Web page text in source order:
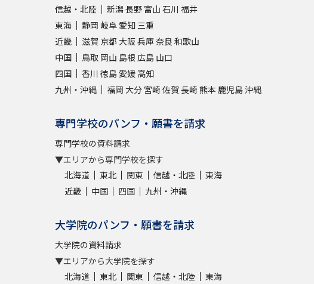
信越・北陸
新潟長野 富山 石川 福井
東海
静岡 岐阜 愛知 三重
近畿
滋賀 京都 大阪兵庫奈良 和歌山
中国
鳥取 岡山 島根 広島 山口
四国
香川 徳島 愛媛 高知
九州・沖縄
福岡 大分 宮崎 佐賀 長崎 熊本 鹿児島沖縄
専門学校のパンフ・願書を請求
専門学校の資料請求
▼エリアから専門学校を探す
北海道
東北 関東 信越・北陸
東海
近畿
中国 四国 九州・沖縄
大学院のパンフ・願書を請求
大学院の資料請求
▼エリアから大学院を探す
北海道
東北 関東 信越・北陸
東海